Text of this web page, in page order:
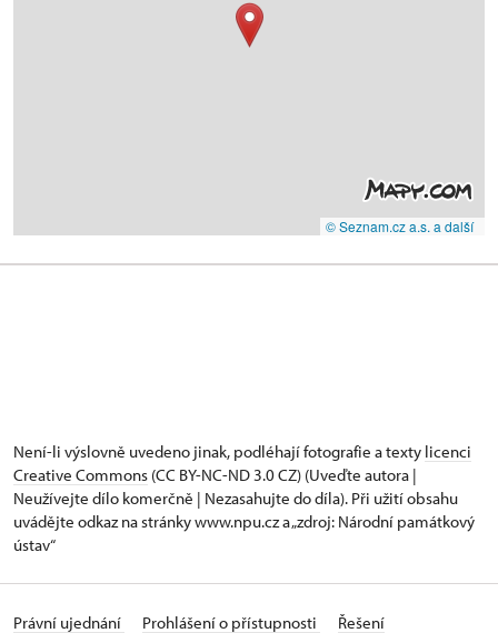
© Seznam.cz a.s. a další
Není-li výslovně uvedeno jinak, podléhají fotografie a texty licenci
Creative Commons (CC BY-NC-ND 3.0 CZ) (Uveďte autora |
Neužívejte dílo komerčně | Nezasahujte do díla). Při užití obsahu
uvádějte odkaz na stránky www.npu.cz a „zdroj: Národní památkový
ústav“
Právní ujednání Prohlášení o přístupnosti Řešení